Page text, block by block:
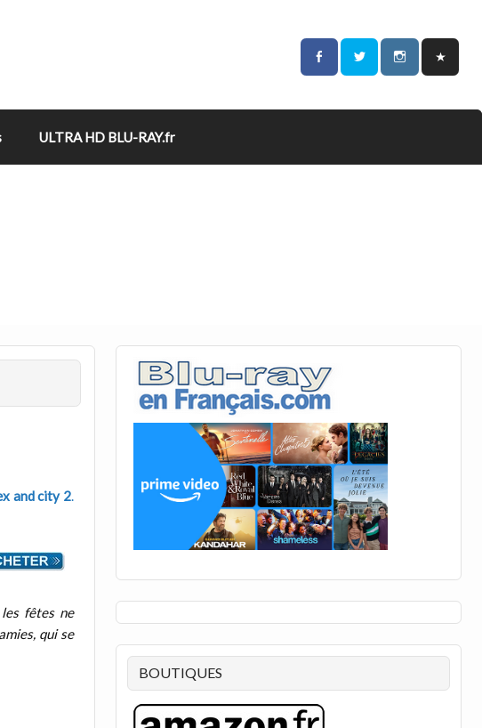
ULTRA HD BLU-RAY.fr
and city 2.
fêtes ne
qui se
BOUTIQUES